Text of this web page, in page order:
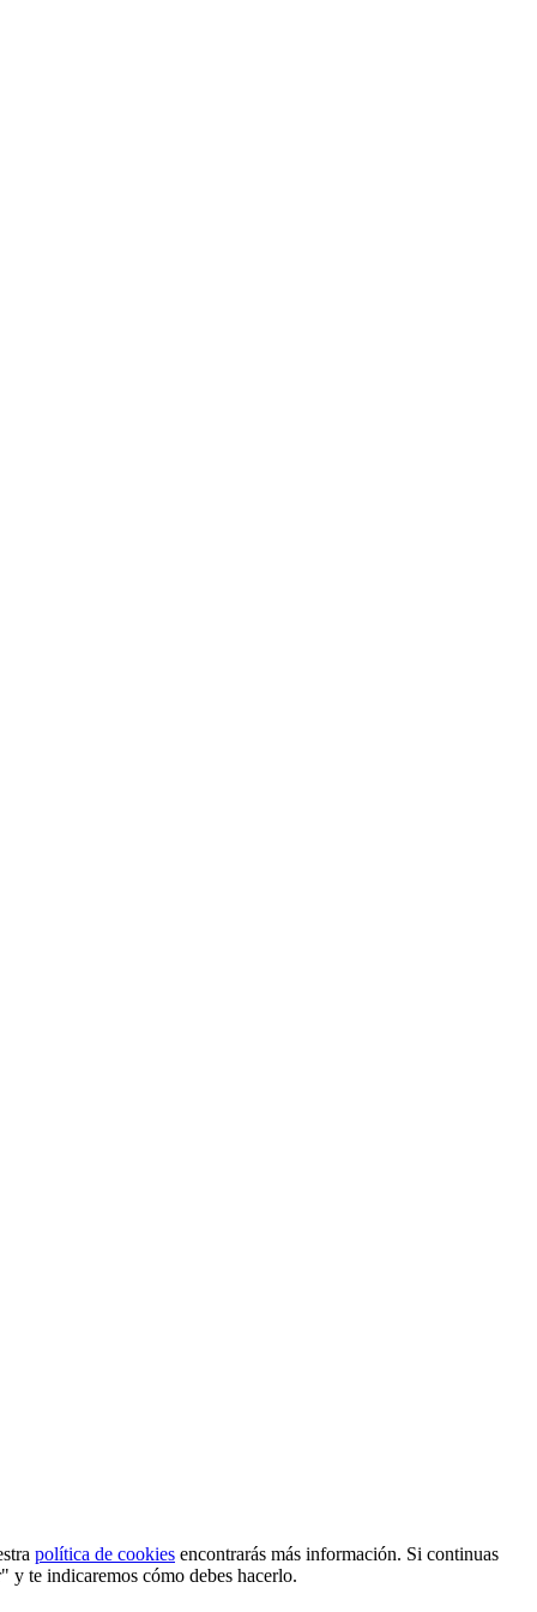
política de cookies encontrarás más información. Si continuas
y te indicaremos cómo debes hacerlo.